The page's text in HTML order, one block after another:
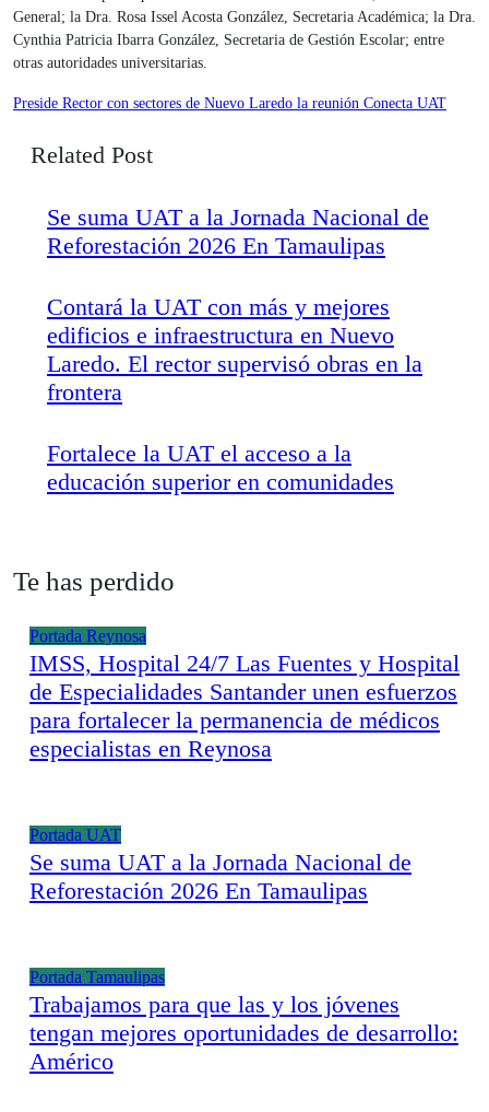
General; la Dra. Rosa Issel Acosta González, Secretaria Académica; la Dra.
Cynthia Patricia Ibarra González, Secretaria de Gestión Escolar; entre
otras autoridades universitarias.
Navegación
entradas
Preside Rector con sectores de Nuevo Laredo la reunión Conecta UAT
Related Post
Se suma UAT a la Jornada Nacional de
Reforestación 2026 En Tamaulipas
Contará la UAT con más y mejores
edificios e infraestructura en Nuevo
Laredo. El rector supervisó obras en la
frontera
Fortalece la UAT el acceso a la
educación superior en comunidades
Te has perdido
Portada Reynosa
IMSS, Hospital 24/7 Las Fuentes y Hospital
de Especialidades Santander unen esfuerzos
para fortalecer la permanencia de médicos
especialistas en Reynosa
Portada UAT
Se suma UAT a la Jornada Nacional de
Reforestación 2026 En Tamaulipas
Portada Tamaulipas
Trabajamos para que las y los jóvenes
tengan mejores oportunidades de desarrollo:
Américo